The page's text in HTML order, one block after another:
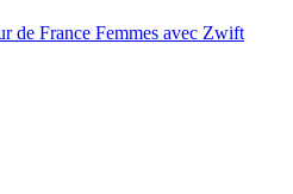
de France Femmes avec Zwift